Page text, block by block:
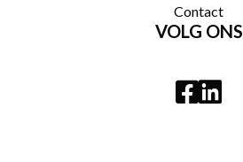
Contact
VOLG ONS